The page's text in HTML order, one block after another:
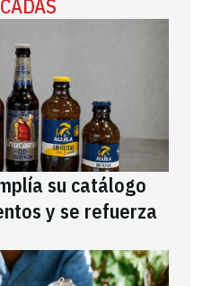
su catálogo
y se refuerza